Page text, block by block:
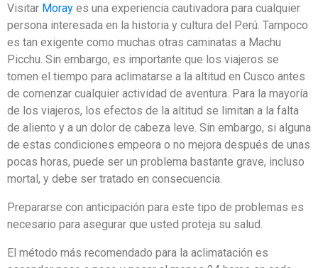
Visitar Moray es una experiencia cautivadora para cualquier
persona interesada en la historia y cultura del Perú. Tampoco
es tan exigente como muchas otras caminatas a Machu
Picchu. Sin embargo, es importante que los viajeros se
tomen el tiempo para aclimatarse a la altitud en Cusco antes
de comenzar cualquier actividad de aventura. Para la mayoría
de los viajeros, los efectos de la altitud se limitan a la falta
de aliento y a un dolor de cabeza leve. Sin embargo, si alguna
de estas condiciones empeora o no mejora después de unas
pocas horas, puede ser un problema bastante grave, incluso
mortal, y debe ser tratado en consecuencia.
Prepararse con anticipación para este tipo de problemas es
necesario para asegurar que usted proteja su salud.
El método más recomendado para la aclimatación es